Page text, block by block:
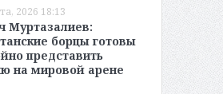
2026 18:13
Муртазалиев:
борцы готовы
представить
на мировой арене